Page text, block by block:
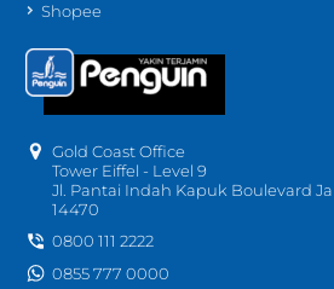
Shopee
Gold Coast Office
Tower Eiffel - Level 9
Jl. Pantai Indah Kapuk Boulevard
14470
0800 111 2222
0855 777 0000